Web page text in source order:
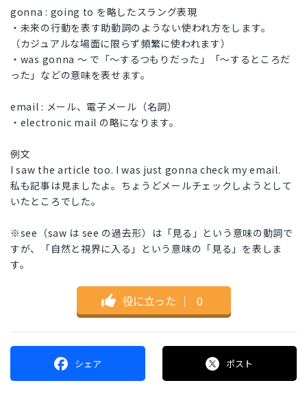
gonna : going to を略したスラング表現
・未来の行動を表す助動詞のようない使われ方をします。
（カジュアルな場面に限らず頻繁に使われます）
・was gonna 〜 で「〜するつもりだった」「〜するところだ
った」などの意味を表せます。
email : メール、電子メール（名詞）
・electronic mail の略になります。
例文
I saw the article too. I was just gonna check my email.
私も記事は見ましたよ。ちょうどメールチェックしようとして
いたところでした。
※see（saw は see の過去形）は「見る」という意味の動詞で
すが、「自然と視界に入る」という意味の「見る」を表しま
す。
役に立った ｜ 0
シェア ポスト